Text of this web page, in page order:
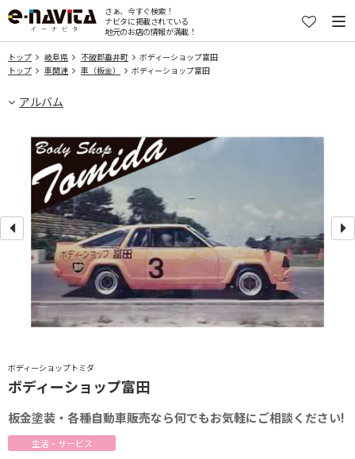
さぁ、今すぐ検索！
ナビタに掲載されている
地元のお店の情報が満載！
トップ 岐阜県 不破郡垂井町
ボディーショップ富田
トップ
車関連 車（板金） ボディーショップ富田
アルバム
ボディーショップトミダ
ボディーショップ富田
板金塗装・各種自動車販売なら何でもお気軽にご相談ください!
生活・サービス